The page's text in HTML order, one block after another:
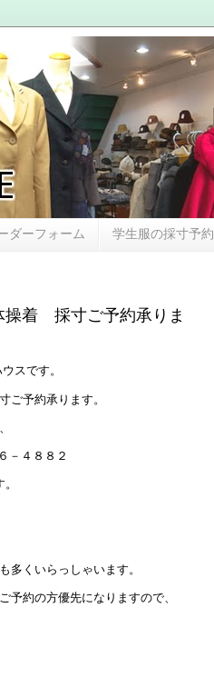
ダーフォーム 学生服の採寸予約
着 採寸ご予約承りま
スです。
ご予約承ります。
－４８８２
多くいらっしゃいます。
予約の方優先になりますので、